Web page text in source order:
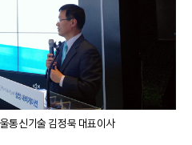
통신기술 김정묵 대표이사